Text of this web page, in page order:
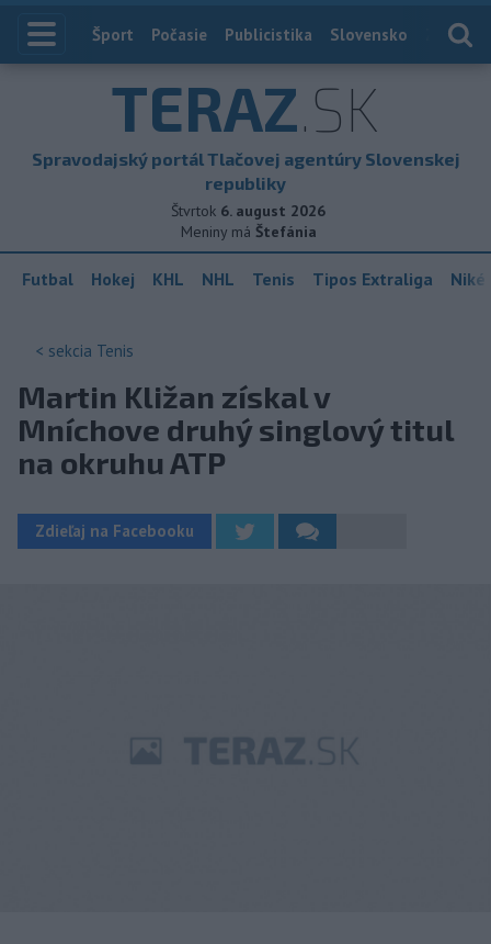
Index
Šport Počasie Publicistika Slovensko
TERAZ.SK
Spravodajský portál Tlačovej agentúry Slovenskej
republiky
Štvrtok 6. august 2026
Meniny má Štefánia
Futbal Hokej KHL NHL Tenis Tipos Extraliga
< sekcia Tenis
Martin Kližan získal v
Mníchove druhý singlový titul
na okruhu ATP
Zdieľaj na Facebooku